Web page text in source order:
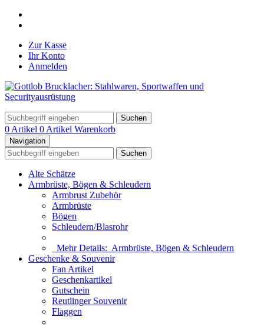
Zur Kasse
Ihr Konto
Anmelden
Suchen
0 Artikel 0 Artikel Warenkorb
Navigation
Suchen
Alte Schätze
Armbrüste, Bögen & Schleudern
Armbrust Zubehör
Armbrüste
Bögen
Schleudern/Blasrohr
Mehr Details: Armbrüste, Bögen & Schleudern
Geschenke & Souvenir
Fan Artikel
Geschenkartikel
Gutschein
Reutlinger Souvenir
Flaggen